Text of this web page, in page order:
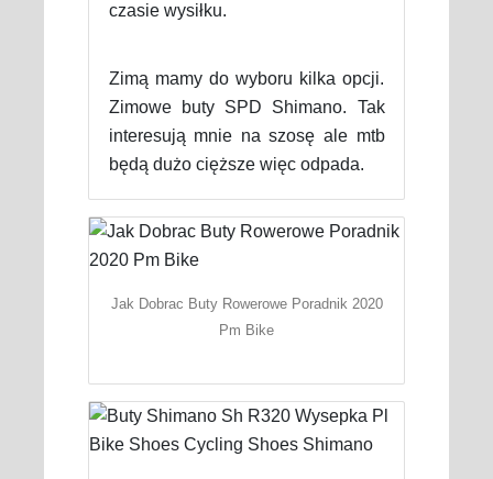
czasie wysiłku.
Zimą mamy do wyboru kilka opcji.
Zimowe buty SPD Shimano. Tak
interesują mnie na szosę ale mtb
będą dużo cięższe więc odpada.
Jak Dobrac Buty Rowerowe Poradnik 2020
Pm Bike